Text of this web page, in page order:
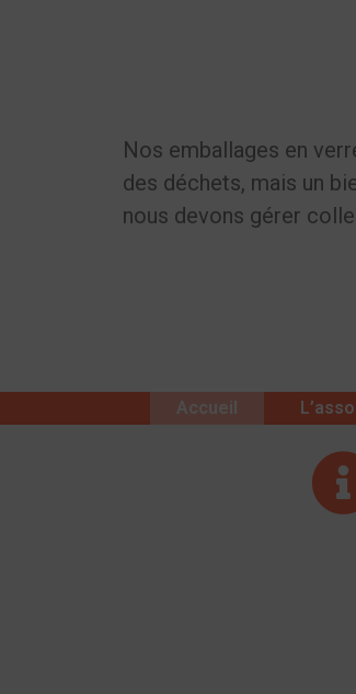
Nos emballages en
des déchets, mais un
nous devons gérer
Accueil